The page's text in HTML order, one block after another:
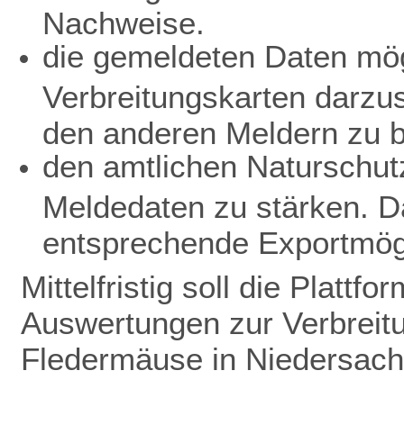
Nachweise.
die gemeldeten Daten
Verbreitungskarten
den anderen Meldern zu
den amtlichen
Meldedaten zu stärken.
entsprechende
Mittelfristig soll die
Auswertungen zur
Fledermäuse in